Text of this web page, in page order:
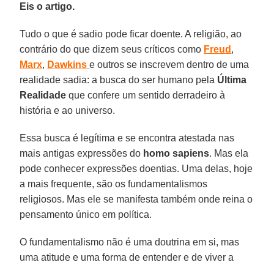
Eis o artigo.
Tudo o que é sadio pode ficar doente. A religião, ao
contrário do que dizem seus críticos como Freud ,
Marx, Dawkins e outros se inscrevem dentro de uma
realidade sadia: a busca do ser humano pela Última
Realidade que confere um sentido derradeiro à
história e ao universo.
Essa busca é legítima e se encontra atestada nas
mais antigas expressões do homo sapiens. Mas ela
pode conhecer expressões doentias. Uma delas, hoje
a mais frequente, são os fundamentalismos
religiosos. Mas ele se manifesta também onde reina o
pensamento único em política.
O fundamentalismo não é uma doutrina em si, mas
uma atitude e uma forma de entender e de viver a